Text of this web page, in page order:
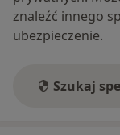
znaleźć innego
ubezpieczenie.
Szukaj